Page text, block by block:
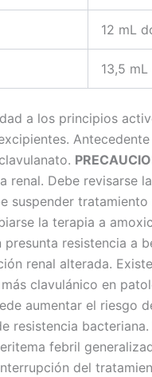
12 mL
13,5
a los principios
renal. Debe revisarse
suspender
la terapia a
resistencia a
renal alterada.
clavulánico en
aumentar el riesgo
resistencia
febril
del